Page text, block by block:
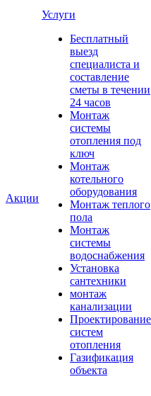
Акции
Услуги
Бесплатный
выезд
специалиста и
составление
сметы в течении
24 часов
Монтаж
системы
отопления под
ключ
Монтаж
котельного
оборудования
Монтаж теплого
пола
Монтаж
системы
водоснабжения
Установка
сантехники
монтаж
канализации
Проектирование
систем
отопления
Газификация
объекта